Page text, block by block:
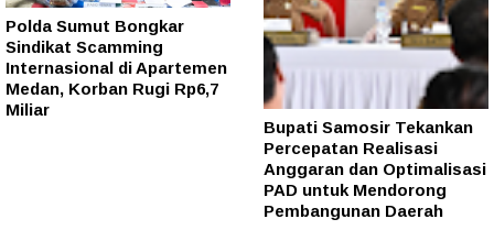
Polda Sumut Bongkar
Sindikat Scamming
Internasional di Apartemen
Medan, Korban Rugi Rp6,7
Miliar
Bupati Samosir Tekankan
Percepatan Realisasi
Anggaran dan Optimalisasi
PAD untuk Mendorong
Pembangunan Daerah